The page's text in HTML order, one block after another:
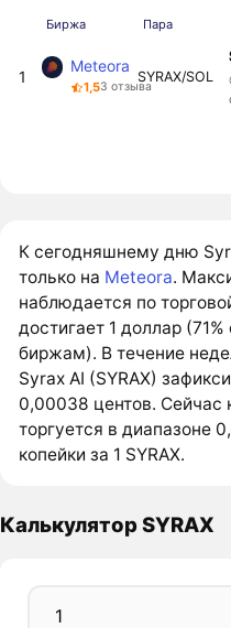
Биржа Пара
1
Meteora
1,53 отзыва
SYRAX/SOL
К сегодняшнему дню
только на Meteora.
наблюдается по
достигает 1 доллар
биржам). В течение
Syrax AI (SYRAX)
0,00038 центов. Сейчас
торгуется в диапазоне
копейки за 1 SYRAX.
Калькулятор SYRAX